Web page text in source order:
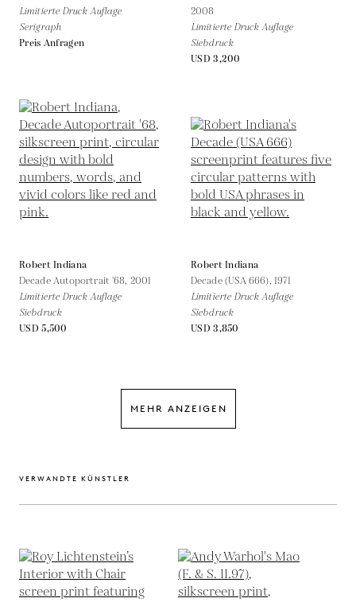
Limitierte Druck Auflage
Serigraph
Preis Anfragen
2008
Limitierte Druck Auflage
Siebdruck
USD 3,200
Robert Indiana
Decade Autoportrait '68, 2001
Limitierte Druck Auflage
Siebdruck
USD 5,500
Robert Indiana
Decade (USA 666), 1971
Limitierte Druck Auflage
Siebdruck
USD 3,850
MEHR ANZEIGEN
VERWANDTE KÜNSTLER